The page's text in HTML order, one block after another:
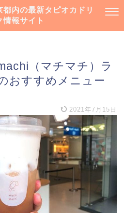
都内の最新タピオカドリ
情報サイト
（マチマチ）ラ
おすすめメニュー
2021年7月15日